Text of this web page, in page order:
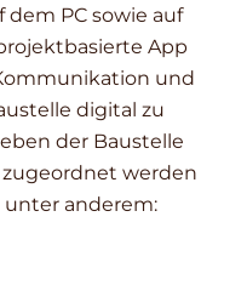
PC sowie auf
App
und
digital zu
der Baustelle
werden
unter anderem: